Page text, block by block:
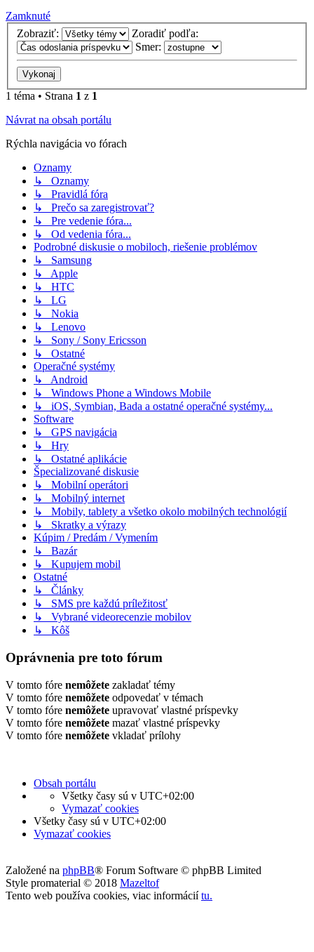
Zamknuté
Zobraziť:
Zoradiť podľa:
Smer:
1 téma • Strana 1 z 1
Návrat na obsah portálu
Rýchla navigácia vo fórach
Oznamy
↳ Oznamy
↳ Pravidlá fóra
↳ Prečo sa zaregistrovať?
↳ Pre vedenie fóra...
↳ Od vedenia fóra...
Podrobné diskusie o mobiloch, riešenie problémov
↳ Samsung
↳ Apple
↳ HTC
↳ LG
↳ Nokia
↳ Lenovo
↳ Sony / Sony Ericsson
↳ Ostatné
Operačné systémy
↳ Android
↳ Windows Phone a Windows Mobile
↳ iOS, Symbian, Bada a ostatné operačné systémy...
Software
↳ GPS navigácia
↳ Hry
↳ Ostatné aplikácie
Špecializované diskusie
↳ Mobilní operátori
↳ Mobilný internet
↳ Mobily, tablety a všetko okolo mobilných technológií
↳ Skratky a výrazy
Kúpim / Predám / Vymením
↳ Bazár
↳ Kupujem mobil
Ostatné
↳ Články
↳ SMS pre každú príležitosť
↳ Vybrané videorecenzie mobilov
↳ Kôš
Oprávnenia pre toto fórum
V tomto fóre nemôžete zakladať témy
V tomto fóre nemôžete odpovedať v témach
V tomto fóre nemôžete upravovať vlastné príspevky
V tomto fóre nemôžete mazať vlastné príspevky
V tomto fóre nemôžete vkladať prílohy
Obsah portálu
Všetky časy sú v UTC+02:00
Vymazať cookies
Všetky časy sú v UTC+02:00
Vymazať cookies
Založené na phpBB® Forum Software © phpBB Limited
Style promaterial © 2018 Mazeltof
Tento web používa cookies, viac informáciítu.